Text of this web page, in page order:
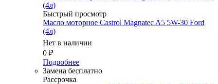
Быстрый просмотр
Масло мотоpное Castrol Magnatec A5 5W-30 Ford
(4л)
Нет в наличии
0 ₽
Подробнее
Замена бесплатно
Рассрочка